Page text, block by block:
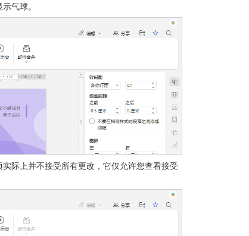
气球。
际上并不接受所有更改，它仅允许您查看接受